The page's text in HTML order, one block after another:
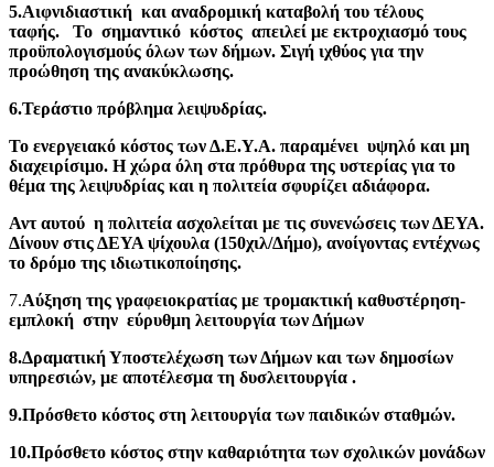
5.Αιφνιδιαστική και αναδρομική καταβολή του τέλους
ταφής. Το σημαντικό κόστος απειλεί με εκτροχιασμό τους
προϋπολογισμούς όλων των δήμων. Σιγή ιχθύος για την
προώθηση της ανακύκλωσης.
6.Τεράστιο πρόβλημα λειψυδρίας.
Το ενεργειακό κόστος των Δ.Ε.Υ.Α. παραμένει υψηλό και μη
διαχειρίσιμο. Η χώρα όλη στα πρόθυρα της υστερίας για το
θέμα της λειψυδρίας και η πολιτεία σφυρίζει αδιάφορα.
Αντ αυτού η πολιτεία ασχολείται με τις συνενώσεις των ΔΕΥΑ.
Δίνουν στις ΔΕΥΑ ψίχουλα (150χιλ/Δήμο), ανοίγοντας εντέχνως
το δρόμο της ιδιωτικοποίησης.
7.Αύξηση της γραφειοκρατίας με τρομακτική καθυστέρηση-
εμπλοκή στην εύρυθμη λειτουργία των Δήμων
8.Δραματική Υποστελέχωση των Δήμων και των δημοσίων
υπηρεσιών, με αποτέλεσμα τη δυσλειτουργία .
9.Πρόσθετο κόστος στη λειτουργία των παιδικών σταθμών.
10.Πρόσθετο κόστος στην καθαριότητα των σχολικών μονάδων